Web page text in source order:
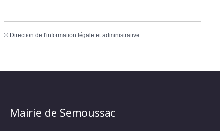
© Direction de l'information légale et administrative
Mairie de Semoussac